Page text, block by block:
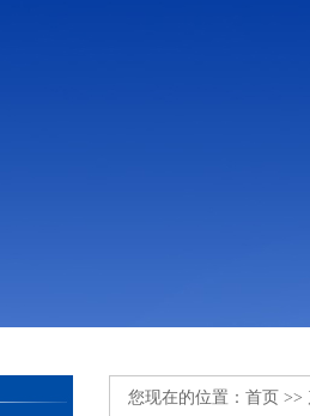
您现在的位置： 首页 >>